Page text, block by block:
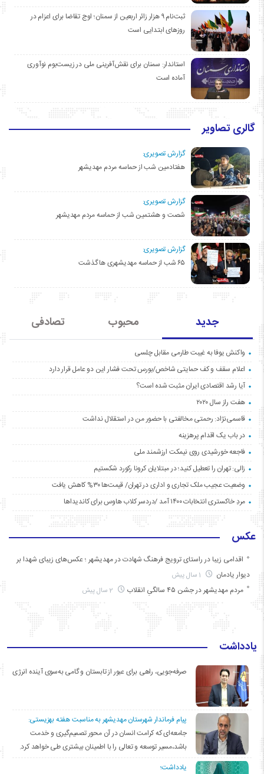
ثبت‌نام ۹ هزار زائر اربعین از سمنان؛ اوج تقاضا برای اعزام در
روزهای ابتدایی است
استاندار: سمنان برای نقش‌آفرینی ملی در زیست‌بوم نوآوری
آماده است
گالری تصاویر
گزارش تصویری:
هفتادمین شب از حماسه مردم مهدیشهر
گزارش تصویری:
شصت و هشتمین شب از حماسه مردم مهدیشهر
گزارش تصویری:
۶۵ شب از حماسه مهدیشهری ها گذشت
جدید محبوب تصادفی
واکنش یوفا به غیبت طارمی مقابل چلسی
اعلام سقف و کف حمایتی شاخص/بورس تحت فشار این دو عامل قرار دارد
آیا رشد اقتصادی ایران مثبت شده است؟
هفت راز سال ۲۰۲۰
قاسمی‌نژاد: رحمتی مخالفتی با حضور من در استقلال نداشت
در باب یک اقدام پرهزینه
فاجعه خورشیدی روی نیمکت ارزشمند ملی
زالی: تهران را تعطیل کنید؛ در مبتلایان کرونا رکورد شکستیم
وضعیت عجیب ملک تجاری و اداری در تهران/ قیمت‌ها ۳۰% کاهش یافت
مردِ خاکستری انتخابات ۱۴۰۰ آمد /دردسر کلاب هاوس برای کاندیداها
عکس
اقدامی زیبا در راستای ترویج فرهنگ شهادت در مهدیشهر ؛ عکس‌های زیبای شهدا بر
دیوار یادمان
مردم مهدیشهر در جشن ۴۵ سالگیِ انقلاب
یادداشت
صرفه‌جویی، راهی برای عبور از تابستان و گامی به‌سوی آینده انرژی
پیام فرماندار شهرستان مهدیشهر به مناسبت هفته بهزیستی:
جامعه‌ای که کرامت انسان در آن محور تصمیم‌گیری و خدمت
باشد،مسیر توسعه و تعالی را با اطمینان بیشتری طی خواهد کرد.
یادداشت؛